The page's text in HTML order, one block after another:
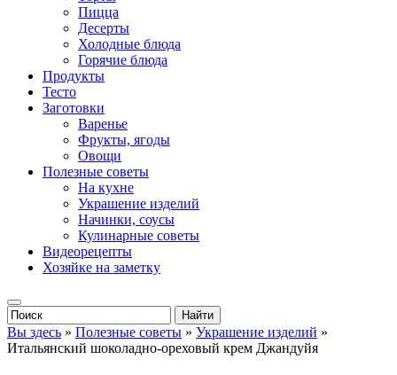
Пицца
Десерты
Холодные блюда
Горячие блюда
Продукты
Тесто
Заготовки
Варенье
Фрукты, ягоды
Овощи
Полезные советы
На кухне
Украшение изделий
Начинки, соусы
Кулинарные советы
Видеорецепты
Хозяйке на заметку
Вы здесь » Полезные советы » Украшение изделий »
Итальянский шоколадно-ореховый крем Джандуйя